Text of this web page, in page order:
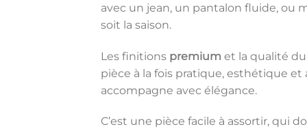
avec un jean, un pantalon fluide, ou
soit la saison.
Les finitions premium et la qualité
pièce à la fois pratique, esthétique et
accompagne avec élégance.
C’est une pièce facile à assortir, qui